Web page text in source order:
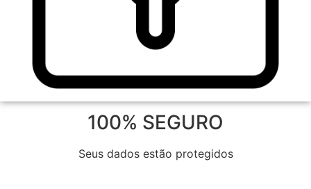
100% SEGURO
Seus dados estão protegidos